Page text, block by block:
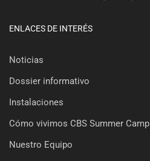
ENLACES DE INTERÉS
Noticias
Dossier informativo
Instalaciones
Cómo vivimos CBS Summer Camp
Nuestro Equipo